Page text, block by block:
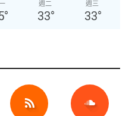
°
週二
33°
週三
33°